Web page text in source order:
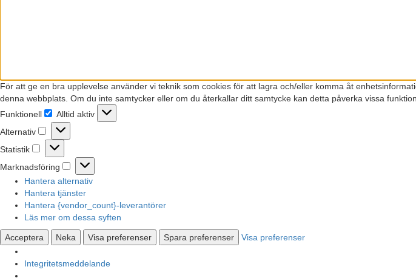
För att ge en bra upplevelse använder vi teknik som cookies för att lagra och/eller komma åt
denna webbplats. Om du inte samtycker eller om du återkallar ditt samtycke kan detta påverka vissa
Funktionell
Funktionell
Alltid aktiv
Alternativ
Alternativ
Statistik
Statistik
Marknadsföring
Marknadsföring
Hantera alternativ
Hantera tjänster
Hantera {vendor_count}-leverantörer
Läs mer om dessa syften
Acceptera Neka Visa preferenser Spara preferenser Visa preferenser
Integritetsmeddelande